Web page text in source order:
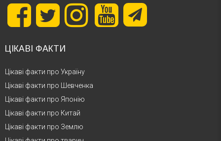
ЦІКАВІ ФАКТИ
Цікаві факти про Україну
Цікаві факти про Шевченка
Цікаві факти про Японію
Цікаві факти про Китай
Цікаві факти про Землю